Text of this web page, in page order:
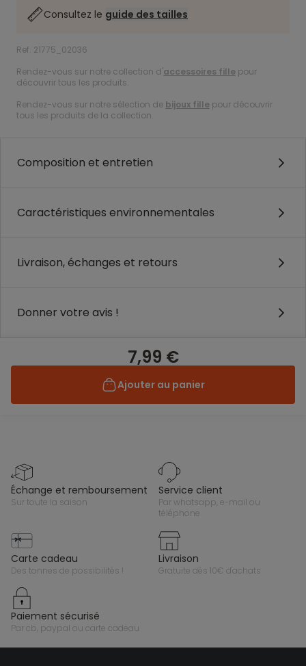
Consultez le guide des tailles
Ref. 21775_02036
Rendez-vous sur notre collection d'accessoires fille pour
découvrir tous les produits.
Rendez-vous sur notre sélection de bijoux fille pour découvrir
tous les produits de la collection.
Composition et entretien
Caractéristiques environnementales
Livraison, échanges et retours
Donner votre avis !
7,99 €
Ajouter au panier
échange et remboursement
sur toute la saison
service client
par whatsapp, e-mail ou
téléphone
carte cadeau
des tonnes de possibilités !
livraison
gratuite dès 10€ d'achats
paiement sécurisé
par cb, paypal ou carte cadeau